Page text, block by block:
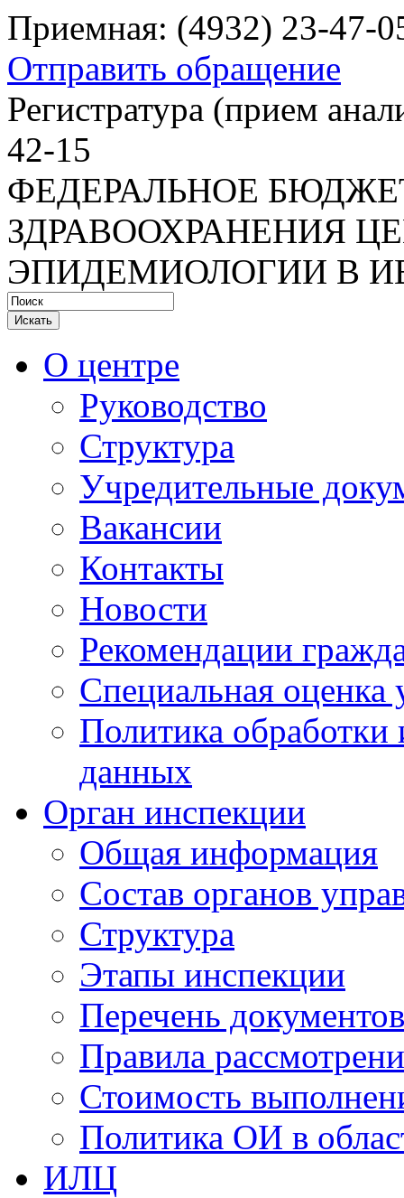
Приемная: (4932) 23-47-
Отправить обращение
Регистратура (прием
42-15
ФЕДЕРАЛЬНОЕ
ЗДРАВООХРАНЕНИЯ
ЭПИДЕМИОЛОГИИ В
Искать
О центре
Руководство
Структура
Учредительные
Вакансии
Контакты
Новости
Рекомендации
Специальная
Политика
данных
Орган инспекции
Общая информация
Состав органов
Структура
Этапы инспекции
Перечень документов
Правила
Стоимость
Политика ОИ в
ИЛЦ